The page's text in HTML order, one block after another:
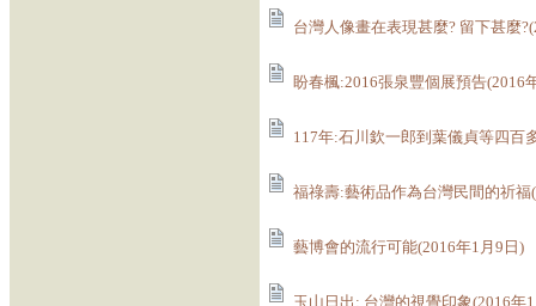
台灣人像畫在表現甚麼? 留下甚麼
盼春楓:2016張泉豐個展預告(2016
117年:石川欽一郎到葉儀貞等四百
福祿壽:藝術品作為台灣民間的祈福
藝博會的流行可能(2016年1月9日)
玉山日出: 台灣的視覺印象(2016年